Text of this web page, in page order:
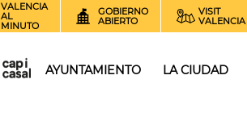
VALENCIA
AL
MINUTO
GOBIERNO
ABIERTO
VISIT
VALENCIA
AYUNTAMIENTO LA CIUDAD